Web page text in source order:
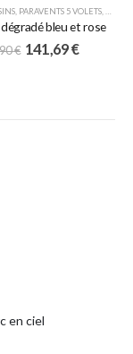
, PARAVENTS 5 VOLETS,
bleu et rose
€ 141,69€
en ciel